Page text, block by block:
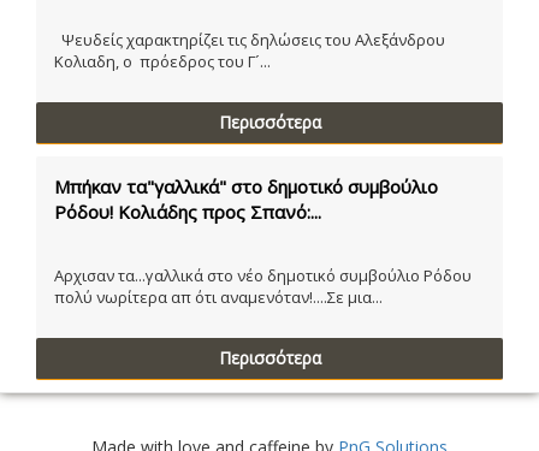
Ψευδείς χαρακτηρίζει τις δηλώσεις του Αλεξάνδρου
Κολιαδη, ο πρόεδρος του Γ´...
Περισσότερα
Μπήκαν τα"γαλλικά" στο δημοτικό συμβούλιο
Ρόδου! Κολιάδης προς Σπανό:...
Αρχισαν τα...γαλλικά στο νέο δημοτικό συμβούλιο Ρόδου
πολύ νωρίτερα απ ότι αναμενόταν!....Σε μια...
Περισσότερα